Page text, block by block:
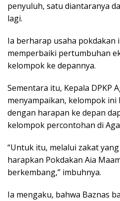
penyuluh, satu diantaranya
lagi.
Ia berharap usaha pokdakan
memperbaiki pertumbuhan
kelompok ke depannya.
Sementara itu, Kepala DPKP
menyampaikan, kelompok ini
dengan harapan ke depan
kelompok percontohan di
“Untuk itu, melalui zakat
harapkan Pokdakan Aia
berkembang,” imbuhnya.
Ia mengaku, bahwa Baznas